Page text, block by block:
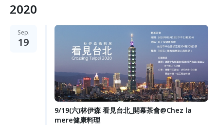
2020
Sep.
19
9/19(六)林伊森 看見台北_開幕茶會@Chez la
mere健康料理